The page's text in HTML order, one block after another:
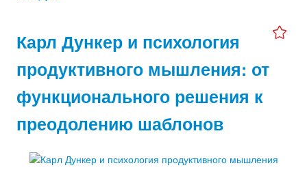
Карл Дункер и психология
продуктивного мышления: от
функционального решения к
преодолению шаблонов